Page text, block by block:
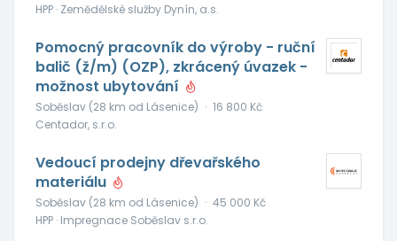
HPP · Zemědělské služby Dynín, a.s.
Pomocný pracovník do výroby - ruční
balič (ž/m) (OZP), zkrácený úvazek -
možnost ubytování
Soběslav (28 km od Lásenice) · 16 800 Kč
Centador, s.r.o.
Vedoucí prodejny dřevařského
materiálu
Soběslav (28 km od Lásenice) · 45 000 Kč
HPP · Impregnace Soběslav s.r.o.